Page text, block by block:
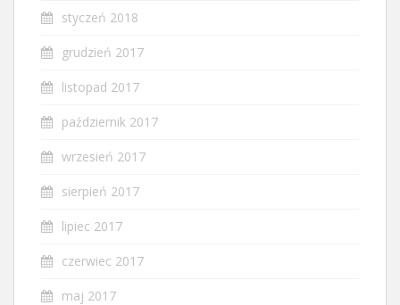
styczeń 2018
grudzień 2017
listopad 2017
październik 2017
wrzesień 2017
sierpień 2017
lipiec 2017
czerwiec 2017
maj 2017